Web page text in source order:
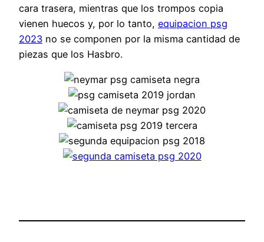
cara trasera, mientras que los trompos copia
vienen huecos y, por lo tanto, equipacion psg
2023 no se componen por la misma cantidad de
piezas que los Hasbro.